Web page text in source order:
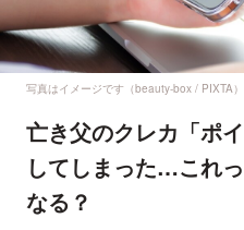
写真はイメージです（beauty-box / PIXTA）
亡き父のクレカ「ポ
してしまった…これ
なる？